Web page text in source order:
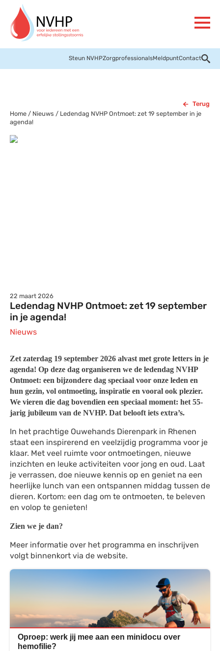
Steun NVHPZorgprofessionalsMeldpuntContact
Terug
Home / Nieuws / Ledendag NVHP Ontmoet: zet 19 september in je
agenda!
22 maart 2026
Ledendag NVHP Ontmoet: zet 19 september
in je agenda!
Nieuws
Zet zaterdag 19 september 2026 alvast met grote letters in je
agenda! Op deze dag organiseren we de ledendag NVHP
Ontmoet: een bijzondere dag speciaal voor onze leden en
hun gezin, vol ontmoeting, inspiratie en vooral ook plezier.
We vieren die dag bovendien een speciaal moment: het 55-
jarig jubileum van de NVHP. Dat belooft iets extra’s.
In het prachtige Ouwehands Dierenpark in Rhenen
staat een inspirerend en veelzijdig programma voor je
klaar. Met veel ruimte voor ontmoetingen, nieuwe
inzichten en leuke activiteiten voor jong en oud. Laat
je verrassen, doe nieuwe kennis op en geniet na een
heerlijke lunch van een ontspannen middag tussen de
dieren. Kortom: een dag om te ontmoeten, te beleven
en volop te genieten!
Zien we je dan?
Meer informatie over het programma en inschrijven
volgt binnenkort via de website.
Oproep: werk jij mee aan een minidocu over
hemofilie?